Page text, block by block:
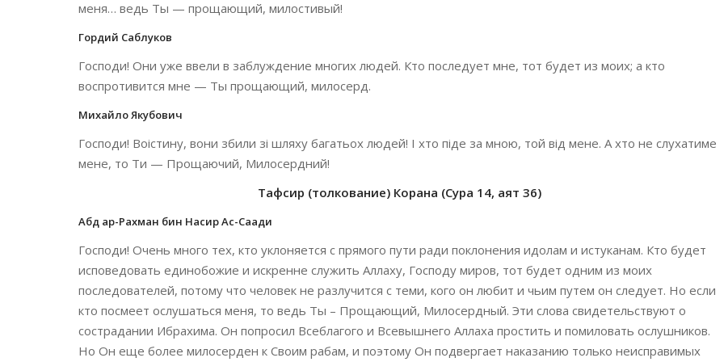
меня… ведь Ты — прощающий, милостивый!
Гордий Саблуков
Господи! Они уже ввели в заблуждение многих людей. Кто последует мне, тот будет из моих; а кто
воспротивится мне — Ты прощающий, милосерд.
Михайло Якубович
Господи! Воістину, вони збили зі шляху багатьох людей! І хто піде за мною, той від мене. А хто не слухатиме
мене, то Ти — Прощаючий, Милосердний!
Тафсир (толкование) Корана (Сура 14, аят 36)
Абд ар-Рахман бин Насир Ас-Саади
Господи! Очень много тех, кто уклоняется с прямого пути ради поклонения идолам и истуканам. Кто будет
исповедовать единобожие и искренне служить Аллаху, Господу миров, тот будет одним из моих
последователей, потому что человек не разлучится с теми, кого он любит и чьим путем он следует. Но если
кто посмеет ослушаться меня, то ведь Ты – Прощающий, Милосердный. Эти слова свидетельствуют о
сострадании Ибрахима. Он попросил Всеблагого и Всевышнего Аллаха простить и помиловать ослушников.
Но Он еще более милосерден к Своим рабам, и поэтому Он подвергает наказанию только неисправимых